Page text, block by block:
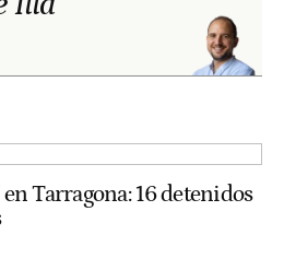
Tarragona: 16 detenidos